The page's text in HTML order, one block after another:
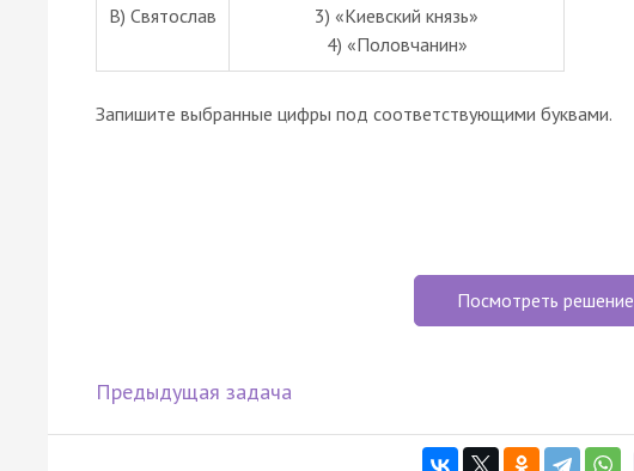
В) Святослав
3) «Киевский князь»
4) «Половчанин»
Запишите выбранные цифры под соответствующими буквами.
Посмотреть решение
Предыдущая задача